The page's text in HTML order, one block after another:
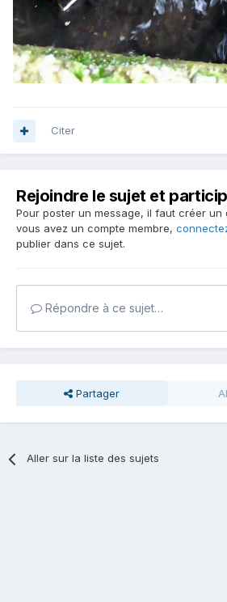
Citer
Rejoindre le sujet et
Pour poster un message, il faut créer un
vous avez un compte membre,
publier dans ce sujet.
Répondre à ce sujet…
Partager
Aller sur la liste des sujets